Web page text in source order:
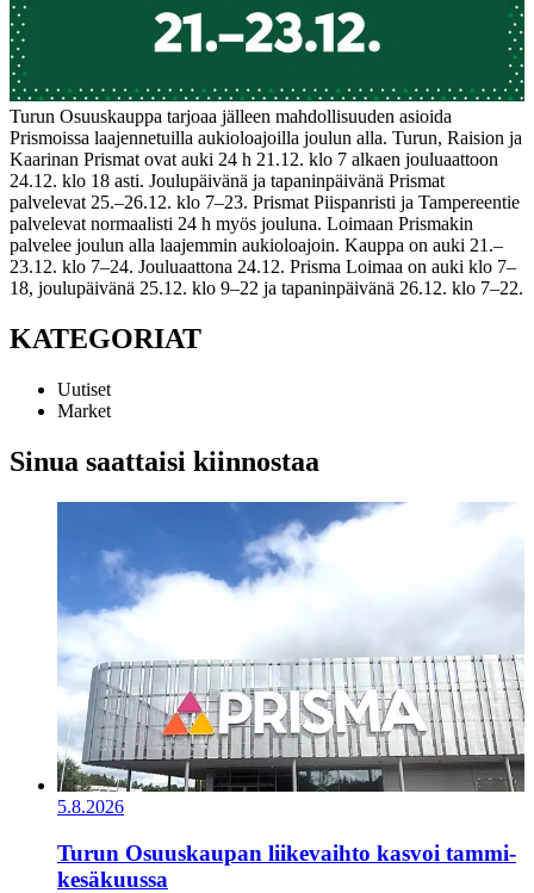
Turun Osuuskauppa tarjoaa jälleen mahdollisuuden asioida
Prismoissa laajennetuilla aukioloajoilla joulun alla. Turun, Raision ja
Kaarinan Prismat ovat auki 24 h 21.12. klo 7 alkaen jouluaattoon
24.12. klo 18 asti. Joulupäivänä ja tapaninpäivänä Prismat
palvelevat 25.–26.12. klo 7–23. Prismat Piispanristi ja Tampereentie
palvelevat normaalisti 24 h myös jouluna. Loimaan Prismakin
palvelee joulun alla laajemmin aukioloajoin. Kauppa on auki 21.–
23.12. klo 7–24. Jouluaattona 24.12. Prisma Loimaa on auki klo 7–
18, joulupäivänä 25.12. klo 9–22 ja tapaninpäivänä 26.12. klo 7–22.
KATEGORIAT
Uutiset
Market
Sinua saattaisi kiinnostaa
5.8.2026
Turun Osuuskaupan liikevaihto kasvoi tammi-
kesäkuussa